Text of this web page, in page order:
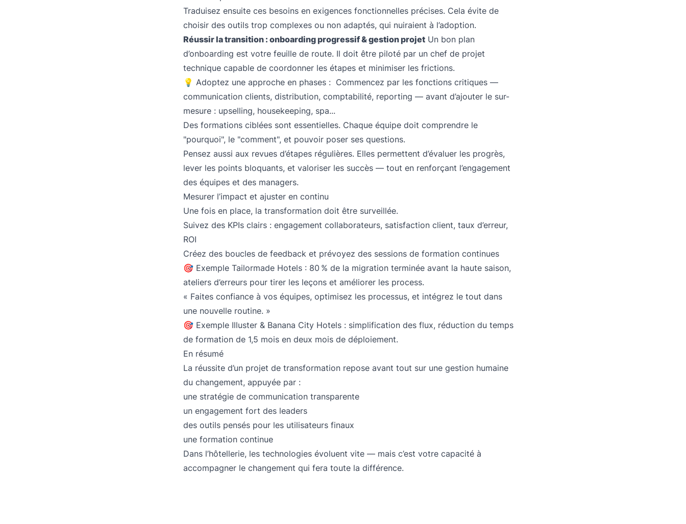
Traduisez ensuite ces besoins en exigences fonctionnelles précises. Cela évite de
choisir des outils trop complexes ou non adaptés, qui nuiraient à l’adoption.
Réussir la transition : onboarding progressif & gestion projetUn bon plan
d’onboarding est votre feuille de route. Il doit être piloté par un chef de projet
technique capable de coordonner les étapes et minimiser les frictions.
💡 Adoptez une approche en phases : Commencez par les fonctions critiques —
communication clients, distribution, comptabilité, reporting — avant d’ajouter le sur-
mesure : upselling, housekeeping, spa...
Des formations ciblées sont essentielles. Chaque équipe doit comprendre le
"pourquoi", le "comment", et pouvoir poser ses questions.
Pensez aussi aux revues d’étapes régulières. Elles permettent d’évaluer les progrès,
lever les points bloquants, et valoriser les succès — tout en renforçant l’engagement
des équipes et des managers.
Mesurer l’impact et ajuster en continu
Une fois en place, la transformation doit être surveillée.
Suivez des KPIs clairs : engagement collaborateurs, satisfaction client, taux d’erreur,
ROI
Créez des boucles de feedback et prévoyez des sessions de formation continues
🎯 Exemple Tailormade Hotels : 80 % de la migration terminée avant la haute saison,
ateliers d’erreurs pour tirer les leçons et améliorer les process.
« Faites confiance à vos équipes, optimisez les processus, et intégrez le tout dans
une nouvelle routine. »
🎯 Exemple Illuster & Banana City Hotels : simplification des flux, réduction du temps
de formation de 1,5 mois en deux mois de déploiement.
En résumé
La réussite d’un projet de transformation repose avant tout sur une gestion humaine
du changement, appuyée par :
une stratégie de communication transparente
un engagement fort des leaders
des outils pensés pour les utilisateurs finaux
une formation continue
Dans l’hôtellerie, les technologies évoluent vite — mais c’est votre capacité à
accompagner le changement qui fera toute la différence.